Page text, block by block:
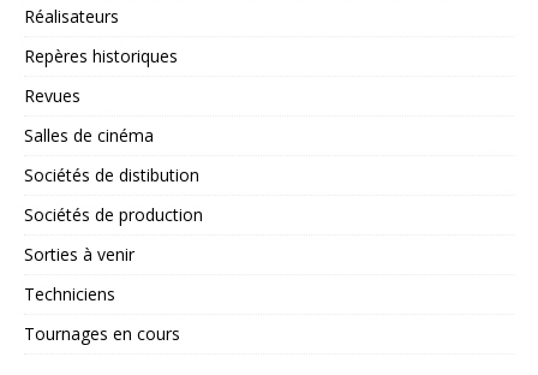
Réalisateurs
Repères historiques
Revues
Salles de cinéma
Sociétés de distibution
Sociétés de production
Sorties à venir
Techniciens
Tournages en cours